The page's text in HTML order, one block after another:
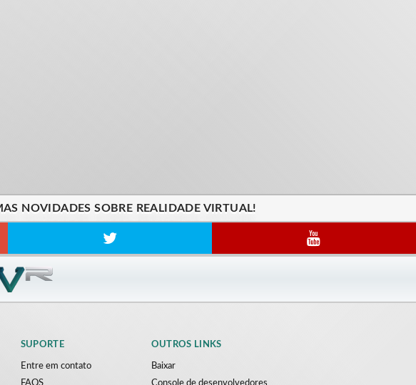
NOVIDADES SOBRE REALIDADE VIRTUAL!
SUPORTE
Entre em contato
OUTROS LINKS
Baixar